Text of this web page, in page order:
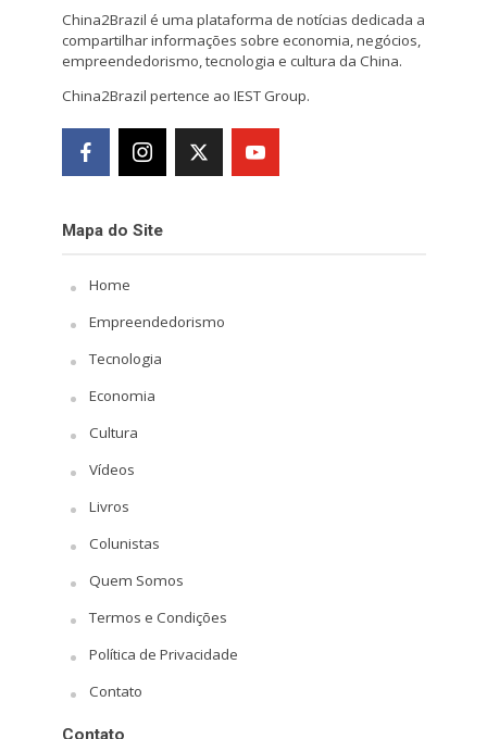
China2Brazil é uma plataforma de notícias dedicada a
compartilhar informações sobre economia, negócios,
empreendedorismo, tecnologia e cultura da China.
China2Brazil pertence ao IEST Group.
Mapa do Site
Home
Empreendedorismo
Tecnologia
Economia
Cultura
Vídeos
Livros
Colunistas
Quem Somos
Termos e Condições
Política de Privacidade
Contato